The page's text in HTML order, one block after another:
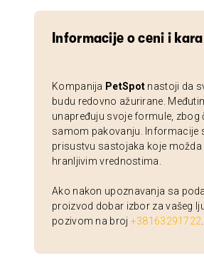
Informacije o ceni i
Kompanija PetSpot nastoji da
budu redovno ažurirane.
unapređuju svoje formule, zbog
samom pakovanju. Informacije
prisustvu sastojaka koje možda
hranljivim vrednostima.
Ako nakon upoznavanja sa
proizvod dobar izbor za vašeg
pozivom na broj +38163291722